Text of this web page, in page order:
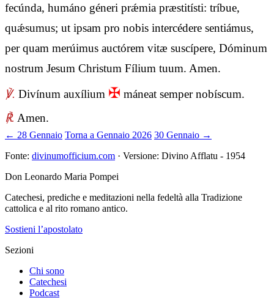
fecúnda, humáno géneri prǽmia præstitísti: tríbue,
quǽsumus; ut ipsam pro nobis intercédere sentiámus,
per quam merúimus auctórem vitæ suscípere, Dóminum
nostrum Jesum Christum Fílium tuum. Amen.
℣. Divínum auxílium ✠ máneat semper nobíscum.
℟. Amen.
← 28 Gennaio Torna a Gennaio 2026 30 Gennaio →
Fonte: divinumofficium.com · Versione: Divino Afflatu - 1954
Don Leonardo Maria Pompei
Catechesi, prediche e meditazioni nella fedeltà alla Tradizione
cattolica e al rito romano antico.
Sostieni l’apostolato
Sezioni
Chi sono
Catechesi
Podcast